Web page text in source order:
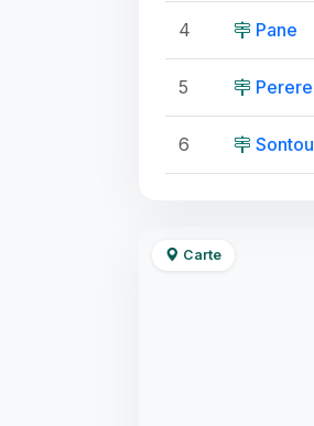
4 Pane
5 Perere
6 Sontou
Carte